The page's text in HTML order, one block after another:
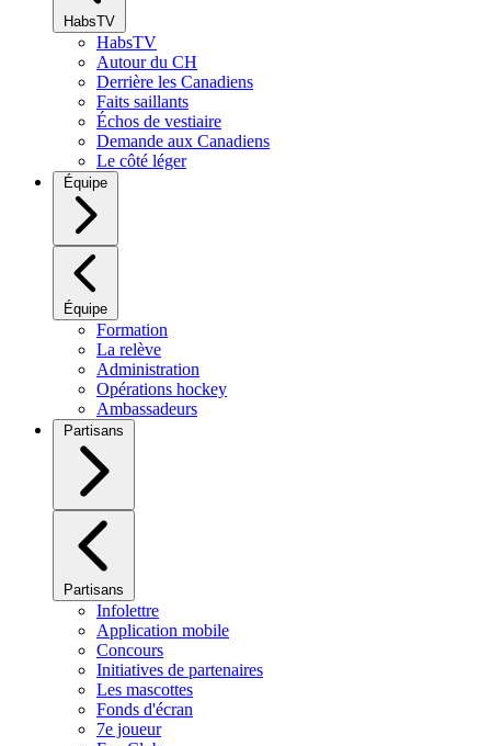
HabsTV
HabsTV
Autour du CH
Derrière les Canadiens
Faits saillants
Échos de vestiaire
Demande aux Canadiens
Le côté léger
Équipe
Équipe
Formation
La relève
Administration
Opérations hockey
Ambassadeurs
Partisans
Partisans
Infolettre
Application mobile
Concours
Initiatives de partenaires
Les mascottes
Fonds d'écran
7e joueur